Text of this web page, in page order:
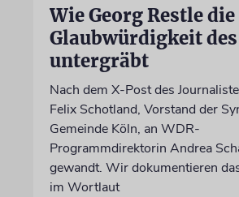
Wie Georg Restle die
Glaubwürdigkeit des
untergräbt
Nach dem X-Post des
Felix Schotland, Vorstand der
Gemeinde Köln, an WDR-
Programmdirektorin Andrea
gewandt. Wir dokumentieren
im Wortlaut